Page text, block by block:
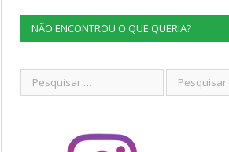
NÃO ENCONTROU O QUE QUERIA?